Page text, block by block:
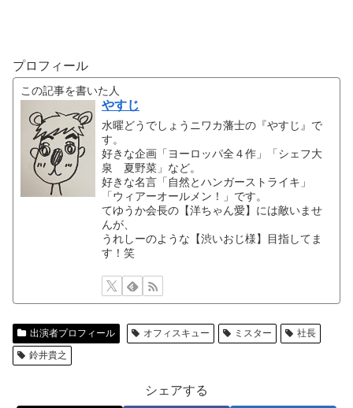
プロフィール
この記事を書いた人
やすじ
水曜どうでしょうニワカ藩士の『やすじ』で
す。
好きな企画「ヨーロッパ全４作」「シェフ大
泉 夏野菜」など。
好きな名言「自然とハンガーストライキ」
「ウィアーオールメン！」です。
てゆうか会長の【洋ちゃん愛】には敵いませ
んが、
うれしーのような【渋いおじ様】目指してま
す！笑
出演者プロフィール オフィスキュー ミスター
社長
鈴井貴之
シェアする